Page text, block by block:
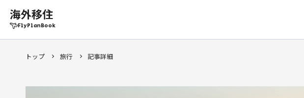
海外移住
FlyPlanBook
トップ 旅行 記事詳細